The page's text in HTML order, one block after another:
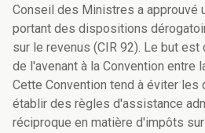
Conseil des Ministres a approuvé
portant des dispositions
sur le revenus (CIR 92). Le but
de l'avenant à la Convention entre
Cette Convention tend à éviter
établir des règles d'assistance
réciproque en matière d'impôts